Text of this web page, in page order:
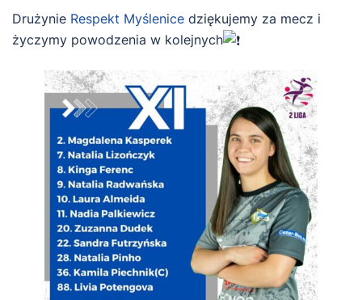
Drużynie Respekt Myślenice dziękujemy za mecz i
życzymy powodzenia w kolejnych